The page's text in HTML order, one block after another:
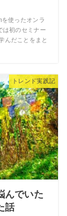
使ったオンラ
は初のセミナー
んだことをまと
トレンド実践記
んでいた
話